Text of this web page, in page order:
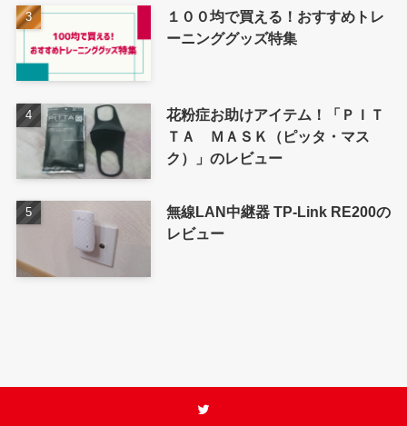
１００均で買える！おすすめトレ
ーニンググッズ特集
花粉症お助けアイテム！「ＰＩＴ
ＴＡ ＭＡＳＫ（ピッタ・マス
ク）」のレビュー
無線LAN中継器 TP-Link RE200の
レビュー